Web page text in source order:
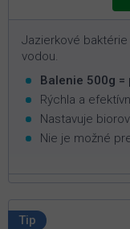
Jazierkové
vodou.
Balenie 500g
Rýchla a
Nastavuje
Nie je možné
Tip